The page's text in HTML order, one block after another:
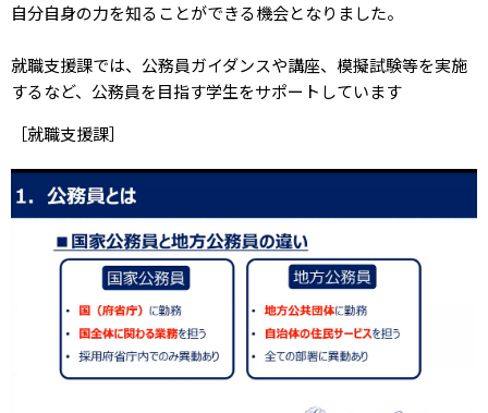
自分自身の力を知ることができる機会となりました。
就職支援課では、公務員ガイダンスや講座、模擬試験等を実施
するなど、公務員を目指す学生をサポートしています
［就職支援課］